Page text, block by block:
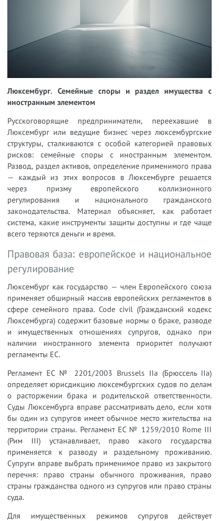
Люксембург. Семейные споры и раздел имущества с
иностранным элементом
Русскоговорящие предприниматели, переехавшие в
Люксембург или ведущие бизнес через люксембургские
структуры, сталкиваются с особой категорией правовых
рисков: семейные споры с иностранным элементом.
Развод, раздел активов, определение применимого права
— каждый из этих вопросов в Люксембурге решается
через призму европейского коллизионного
регулирования и национального гражданского
законодательства. Материал объясняет, как работает
система, какие инструменты защиты доступны и где чаще
всего теряются деньги и время.
Правовая база: европейское и национальное
регулирование
Люксембург как государство — член Европейского союза
применяет обширный массив европейских регламентов в
сфере семейного права. Code civil (Гражданский кодекс
Люксембурга) содержит базовые нормы о браке, разводе
и имущественных отношениях супругов, однако при
наличии иностранного элемента приоритет получают
регламенты ЕС.
Регламент ЕС № 2201/2003 Brussels IIa (Брюссель IIa)
определяет юрисдикцию люксембургских судов по делам
о расторжении брака и родительской ответственности.
Суды Люксембурга вправе рассматривать дело, если хотя
бы один из супругов имеет обычное место жительства на
территории страны. Регламент ЕС № 1259/2010 Rome III
(Рим III) устанавливает, право какого государства
применяется к разводу и раздельному проживанию.
Супруги вправе выбрать применимое право из закрытого
перечня: право страны обычного проживания, право
страны гражданства одного из супругов или право страны
суда.
Для имущественных режимов супругов действует